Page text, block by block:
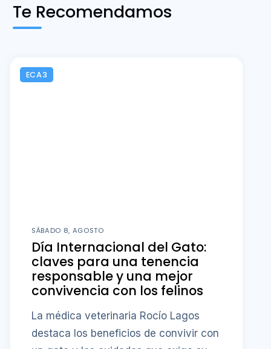
Te Recomendamos
ECA3
SÁBADO 8, AGOSTO
Día Internacional del Gato:
claves para una tenencia
responsable y una mejor
convivencia con los felinos
La médica veterinaria Rocío Lagos
destaca los beneficios de convivir con